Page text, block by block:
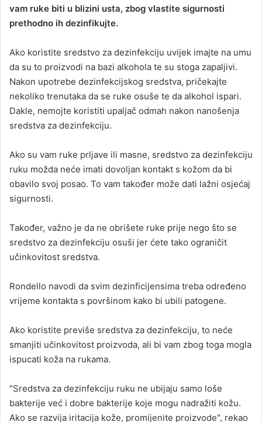
vam ruke biti u blizini usta, zbog vlastite sigurnosti
prethodno ih dezinfikujte.
Ako koristite sredstvo za dezinfekciju uvijek imajte na umu
da su to proizvodi na bazi alkohola te su stoga zapaljivi.
Nakon upotrebe dezinfekcijskog sredstva, pričekajte
nekoliko trenutaka da se ruke osuše te da alkohol ispari.
Dakle, nemojte koristiti upaljač odmah nakon nanošenja
sredstva za dezinfekciju.
Ako su vam ruke prljave ili masne, sredstvo za dezinfekciju
ruku možda neće imati dovoljan kontakt s kožom da bi
obavilo svoj posao. To vam također može dati lažni osjećaj
sigurnosti.
Također, važno je da ne obrišete ruke prije nego što se
sredstvo za dezinfekciju osuši jer ćete tako ograničit
učinkovitost sredstva.
Rondello navodi da svim dezinficijensima treba određeno
vrijeme kontakta s površinom kako bi ubili patogene.
Ako koristite previše sredstva za dezinfekciju, to neće
smanjiti učinkovitost proizvoda, ali bi vam zbog toga mogla
ispucati koža na rukama.
"Sredstva za dezinfekciju ruku ne ubijaju samo loše
bakterije već i dobre bakterije koje mogu nadražiti kožu.
Ako se razvija iritacija kože, promijenite proizvode", rekao